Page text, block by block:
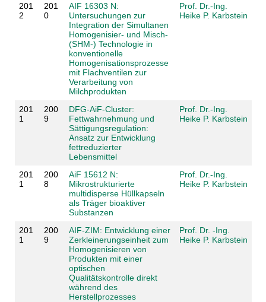
201
2
201
0
AIF 16303 N:
Untersuchungen zur
Integration der Simultanen
Homogenisier- und Misch-
(SHM-) Technologie in
konventionelle
Homogenisationsprozesse
mit Flachventilen zur
Verarbeitung von
Milchprodukten
Prof. Dr.-Ing.
Heike P. Karbstein
201
1
200
9
DFG-AiF-Cluster:
Fettwahrnehmung und
Sättigungsregulation:
Ansatz zur Entwicklung
fettreduzierter
Lebensmittel
Prof. Dr.-Ing.
Heike P. Karbstein
201
1
200
8
AiF 15612 N:
Mikrostrukturierte
multidisperse Hüllkapseln
als Träger bioaktiver
Substanzen
Prof. Dr.-Ing.
Heike P. Karbstein
201
1
200
9
AIF-ZIM: Entwicklung einer
Zerkleinerungseinheit zum
Homogenisieren von
Produkten mit einer
optischen
Qualitätskontrolle direkt
während des
Herstellprozesses
Prof. Dr. -Ing.
Heike P. Karbstein